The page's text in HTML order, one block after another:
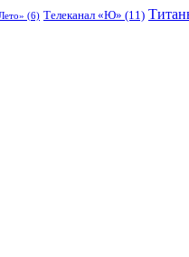
(6) Телеканал «Ю» (11)